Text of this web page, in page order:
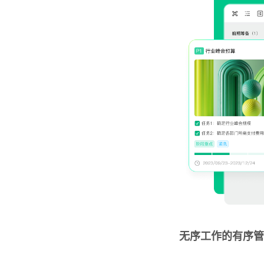
无序工作的有序